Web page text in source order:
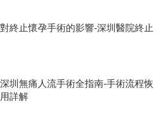
終止懷孕手術的影響-深圳醫院終止
圳無痛人流手術全指南-手術流程恢
詳解